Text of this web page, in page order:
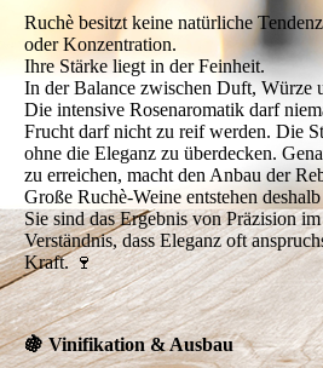
Ruchè besitzt keine natürliche
oder Konzentration.
Ihre Stärke liegt in der Feinheit.
In der Balance zwischen Duft, Würze
Die intensive Rosenaromatik darf
Frucht darf nicht zu reif werden. Die
ohne die Eleganz zu überdecken.
zu erreichen, macht den Anbau der
Große Ruchè-Weine entstehen
Sie sind das Ergebnis von Präzision
Verständnis, dass Eleganz oft
Kraft. 🍷
🍇 Vinifikation & Ausbau